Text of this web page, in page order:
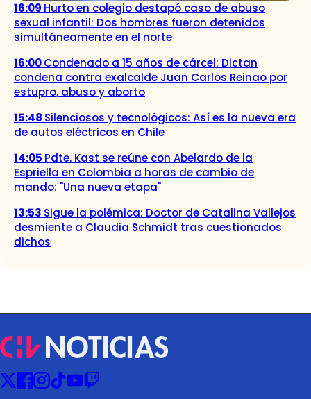
16:09 Hurto en colegio destapó caso de abuso
sexual infantil: Dos hombres fueron detenidos
simultáneamente en el norte
16:00Condenado a 15 años de cárcel: Dictan
condena contra exalcalde Juan Carlos Reinao por
estupro, abuso y aborto
15:48 Silenciosos y tecnológicos: Así es la nueva era
de autos eléctricos en Chile
14:05 Pdte. Kast se reúne con Abelardo de la
Espriella en Colombia a horas de cambio de
mando: "Una nueva etapa"
13:53 Sigue la polémica: Doctor de Catalina Vallejos
desmiente a Claudia Schmidt tras cuestionados
dichos